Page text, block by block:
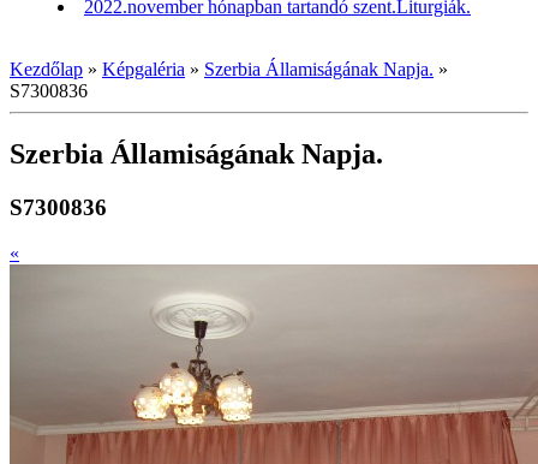
2022.november hónapban tartandó szent.Liturgiák.
Kezdőlap » Képgaléria » Szerbia Államiságának Napja. »
S7300836
Szerbia Államiságának Napja.
S7300836
«